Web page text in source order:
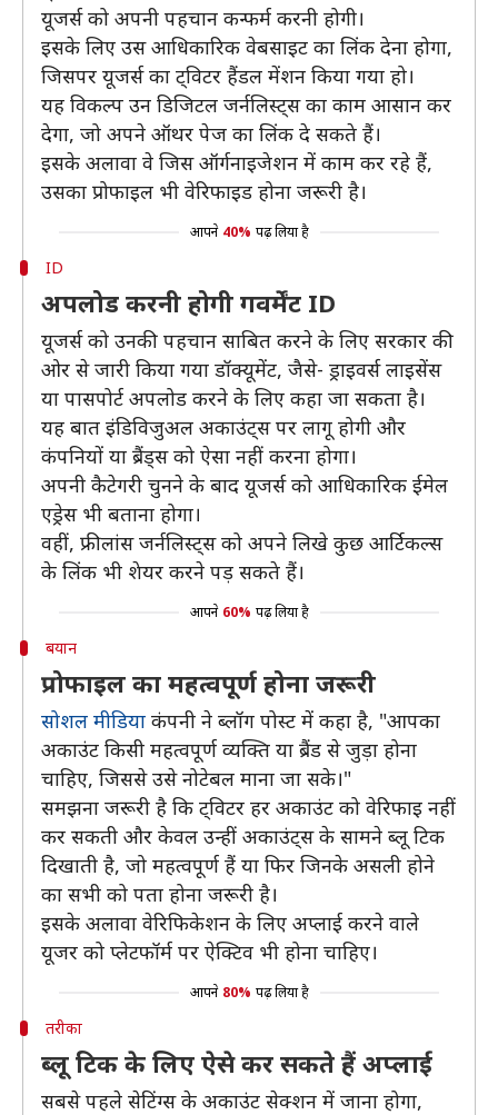
यूजर्स को अपनी पहचान कन्फर्म करनी होगी।
इसके लिए उस आधिकारिक वेबसाइट का लिंक देना होगा,
जिसपर यूजर्स का ट्विटर हैंडल मेंशन किया गया हो।
यह विकल्प उन डिजिटल जर्नलिस्ट्स का काम आसान कर
देगा, जो अपने ऑथर पेज का लिंक दे सकते हैं।
इसके अलावा वे जिस ऑर्गनाइजेशन में काम कर रहे हैं,
उसका प्रोफाइल भी वेरिफाइड होना जरूरी है।
आपने 40% पढ़ लिया है
ID
अपलोड करनी होगी गवर्मेंट ID
यूजर्स को उनकी पहचान साबित करने के लिए सरकार की
ओर से जारी किया गया डॉक्यूमेंट, जैसे- ड्राइवर्स लाइसेंस
या पासपोर्ट अपलोड करने के लिए कहा जा सकता है।
यह बात इंडिविजुअल अकाउंट्स पर लागू होगी और
कंपनियों या ब्रैंड्स को ऐसा नहीं करना होगा।
अपनी कैटेगरी चुनने के बाद यूजर्स को आधिकारिक ईमेल
एड्रेस भी बताना होगा।
वहीं, फ्रीलांस जर्नलिस्ट्स को अपने लिखे कुछ आर्टिकल्स
के लिंक भी शेयर करने पड़ सकते हैं।
आपने 60% पढ़ लिया है
बयान
प्रोफाइल का महत्वपूर्ण होना जरूरी
सोशल मीडिया कंपनी ने ब्लॉग पोस्ट में कहा है, "आपका
अकाउंट किसी महत्वपूर्ण व्यक्ति या ब्रैंड से जुड़ा होना
चाहिए, जिससे उसे नोटेबल माना जा सके।"
समझना जरूरी है कि ट्विटर हर अकाउंट को वेरिफाइ नहीं
कर सकती और केवल उन्हीं अकाउंट्स के सामने ब्लू टिक
दिखाती है, जो महत्वपूर्ण हैं या फिर जिनके असली होने
का सभी को पता होना जरूरी है।
इसके अलावा वेरिफिकेशन के लिए अप्लाई करने वाले
यूजर को प्लेटफॉर्म पर ऐक्टिव भी होना चाहिए।
आपने 80% पढ़ लिया है
तरीका
ब्लू टिक के लिए ऐसे कर सकते हैं अप्लाई
सबसे पहले सेटिंग्स के अकाउंट सेक्शन में जाना होगा,